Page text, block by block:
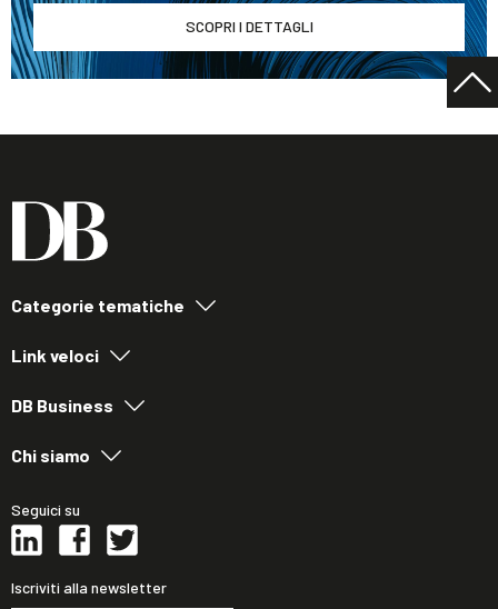
SCOPRI I DETTAGLI
Categorie tematiche
Link veloci
DB Business
Chi siamo
Seguici su
Iscriviti alla newsletter